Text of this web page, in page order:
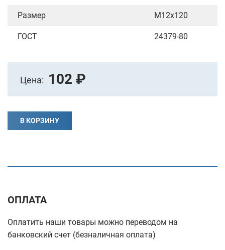
Размер М12х120
ГОСТ 24379-80
Цена: 102 ₽
В КОРЗИНУ
ОПЛАТА
Оплатить наши товары можно переводом на
банковский счет (безналичная оплата)